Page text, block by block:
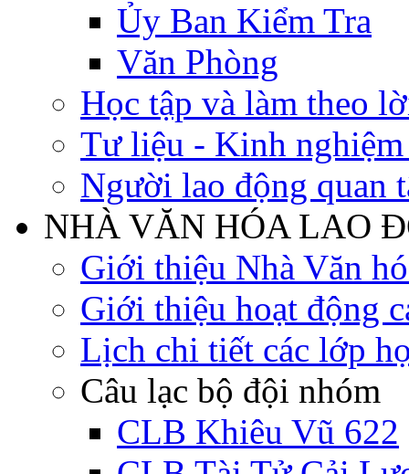
Ủy Ban Kiểm Tra
Văn Phòng
Học tập và làm theo
Tư liệu - Kinh
Người lao động quan
NHÀ VĂN HÓA LAO
Giới thiệu Nhà Văn
Giới thiệu hoạt động
Lịch chi tiết các lớp
Câu lạc bộ đội nhóm
CLB Khiêu Vũ 622